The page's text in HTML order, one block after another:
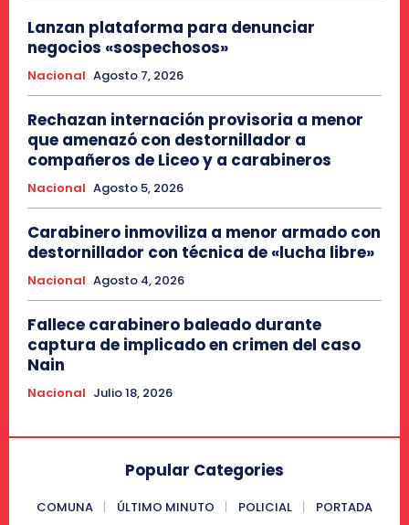
Lanzan plataforma para denunciar
negocios «sospechosos»
Nacional Agosto 7, 2026
Rechazan internación provisoria a menor
que amenazó con destornillador a
compañeros de Liceo y a carabineros
Nacional Agosto 5, 2026
Carabinero inmoviliza a menor armado con
destornillador con técnica de «lucha libre»
Nacional Agosto 4, 2026
Fallece carabinero baleado durante
captura de implicado en crimen del caso
Nain
Nacional Julio 18, 2026
Popular Categories
COMUNA ÚLTIMO MINUTO POLICIAL
PORTADA